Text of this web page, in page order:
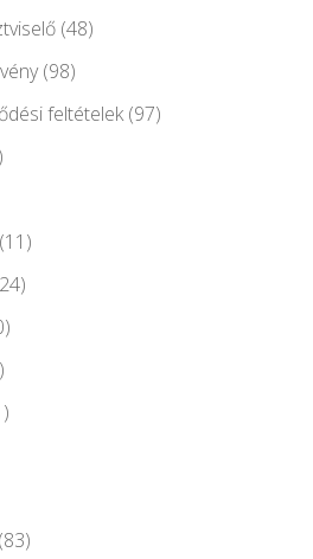
(48)
(98)
feltételek(97)
(11)
(83)